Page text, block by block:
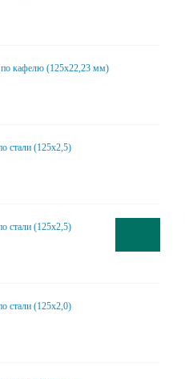
кафелю (125x22,23 мм)
стали (125x2,5)
стали (125x2,5)
стали (125x2,0)